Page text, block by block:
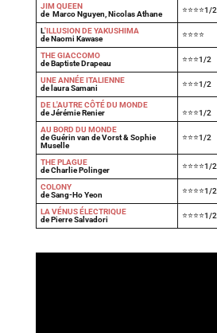
JIM QUEEN
de Marco Nguyen, Nicolas Athane
⭐⭐⭐⭐1/2
L'ILLUSION DE YAKUSHIMA
de Naomi Kawase
⭐⭐⭐⭐
THE GIACCOMO
de Baptiste Drapeau
⭐⭐⭐1/2
UNE ANNÉE ITALIENNE
de laura Samani
⭐⭐⭐1/2
DE L'AUTRE CÔTÉ DU MONDE
de Jérémie Renier
⭐⭐⭐1/2
AU BORD DU MONDE
de Guérin van de Vorst & Sophie
Muselle
⭐⭐⭐1/2
THE PLAGUE
de Charlie Polinger
⭐⭐⭐⭐1/2
COLONY
de Sang-Ho Yeon
⭐⭐⭐⭐1/2
LA VÉNUS ÉLECTRIQUE
de Pierre Salvadori
⭐⭐⭐⭐1/2